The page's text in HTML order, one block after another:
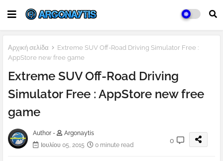
Αρχική σελίδα
Extreme SUV Off-Road Driving Simulator Free :
AppStore new free game
Extreme SUV Off-Road Driving
Simulator Free : AppStore new free
game
Author -
Argonaytis
Ιουλίου 05, 2015
0 minute read
0